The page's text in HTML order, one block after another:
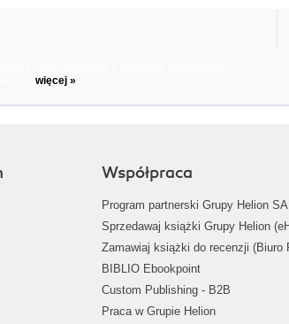
więcej »
Współpraca
Program partnerski Grupy Helion SA
Sprzedawaj książki Grupy Helion
Zamawiaj książki do recenzji (Biuro
BIBLIO Ebookpoint
Custom Publishing - B2B
Praca w Grupie Helion